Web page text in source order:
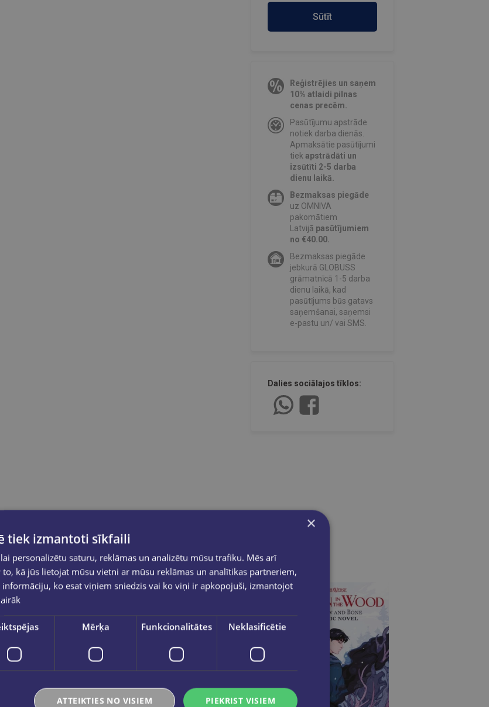
Sūtīt
Reģistrējies un saņem
10% atlaidi pilnas
cenas precēm.
Pasūtījumu apstrāde
notiek darba dienās.
Apmaksātie pasūtījumi
tiekapstrādāti un
izsūtīti 2-5 darba
dienu laikā.
Bezmaksas piegāde
uz OMNIVA
pakomātiem
Latvijā pasūtījumiem
no €40.00.
Bezmaksas piegāde
jebkurā GLOBUSS
grāmatnīcā 1-5 darba
dienu laikā, kad
pasūtījums būs gatavs
saņemšanai, saņemsi
e-pastu un/ vai SMS.
Dalies sociālajos tīklos:
×
tiek izmantoti sīkfaili
personalizētu saturu, reklāmas un analizētu mūsu trafiku. Mēs arī
kā jūs lietojat mūsu vietni ar mūsu reklāmas un analītikas partneriem,
ko esat viņiem sniedzis vai ko viņi ir apkopojuši, izmantojot
Mērķa Funkcionalitātes Neklasificētie
PIEKRIST VISIEM
ATTEIKTIES NO VISIEM